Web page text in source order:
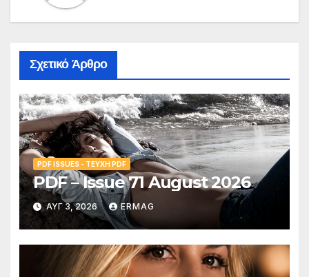
Σχετικό Άρθρο
PDF ISSUES - ΤΕΎΧΗ PDF
PDF – Issue 71 August 2026
ΑΥΓ 3, 2026 ERMAG